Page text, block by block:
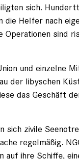
sich.
die Helfer nach
Operationen sind
und einzelne
der libyschen
das Geschäft
sich zivile
regelmäßig.
auf ihre Schiffe,